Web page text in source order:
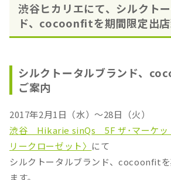
渋谷ヒカリエにて、シルクト
ド、cocoonfitを期間限定出店
シルクトータルブランド、
ご案内
2017年2月1日（水）～28日（火）
渋谷 Hikarie sinQs 5F ザ･マーケッ
リークローゼット〉 にて
シルクトータルブランド、cocoonfit